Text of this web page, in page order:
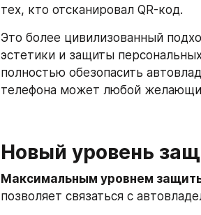
тех, кто отсканировал QR-код.
Это более цивилизованный
эстетики и защиты
полностью обезопасить
телефона может любой
Новый уровень
Максимальным уровнем
позволяет связаться с